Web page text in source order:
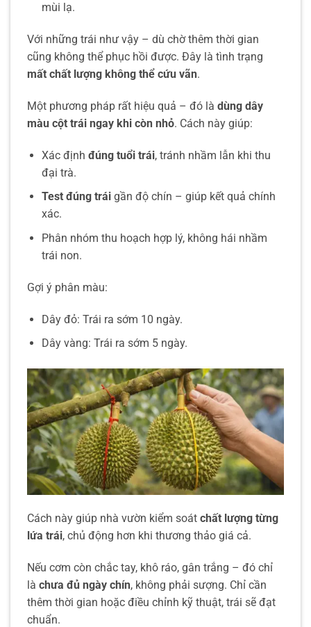
mùi lạ.
Với những trái như vậy – dù chờ thêm thời gian
cũng không thể phục hồi được. Đây là tình trạng
mất chất lượng không thể cứu vãn.
Một phương pháp rất hiệu quả – đó là dùng dây
màu cột trái ngay khi còn nhỏ. Cách này giúp:
Xác định đúng tuổi trái, tránh nhầm lẫn khi thu
đại trà.
Test đúng tráigần độ chín – giúp kết quả chính
xác.
Phân nhóm thu hoạch hợp lý, không hái nhầm
trái non.
Gợi ý phân màu:
Dây đỏ: Trái ra sớm 10 ngày.
Dây vàng: Trái ra sớm 5 ngày.
Cách này giúp nhà vườn kiểm soát chất lượng từng
lứa trái, chủ động hơn khi thương thảo giá cả.
Nếu cơm còn chắc tay, khô ráo, gân trắng – đó chỉ
là chưa đủ ngày chín, không phải sượng. Chỉ cần
thêm thời gian hoặc điều chỉnh kỹ thuật, trái sẽ đạt
chuẩn.